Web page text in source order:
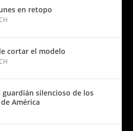
en retopo
cortar el modelo
guardián silencioso de los
América